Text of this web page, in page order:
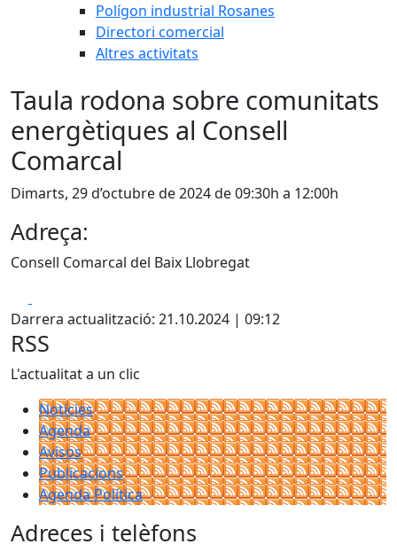
Polígon industrial Rosanes
Directori comercial
Altres activitats
Taula rodona sobre comunitats
energètiques al Consell
Comarcal
Dimarts, 29 d’octubre de 2024 de 09:30h a 12:00h
Adreça:
Consell Comarcal del Baix Llobregat
Darrera actualització: 21.10.2024 | 09:12
RSS
L'actualitat a un clic
Notícies
Agenda
Avisos
Publicacions
Agenda Política
Adreces i telèfons